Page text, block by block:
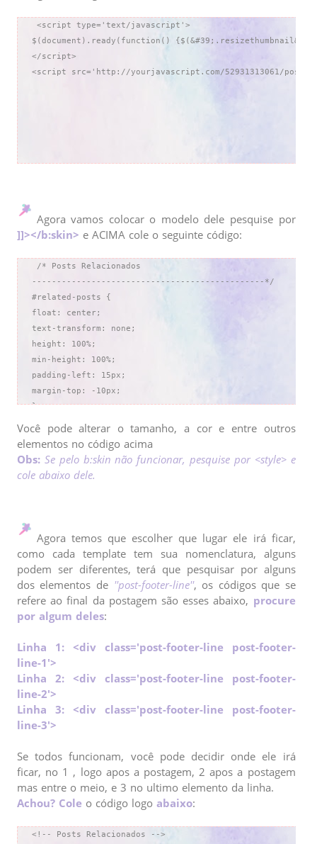
<script type='text/javascript'>
$(document).ready(function()
</script>
Agora vamos colocar o modelo dele pesquise por
]]></b:skin> e ACIMA cole o seguinte código:
/* Posts Relacionados
-----------------------------------------------*/
#related-posts {
float: center;
text-transform: none;
height: 100%;
min-height: 100%;
padding-left: 15px;
margin-top: -10px;
}
font-size: 20px;
font-weight: bold;
color: #c6c6c6;
#related-posts a {
#related-posts a:hover {
background: #E0F2F7;
#texto {
text-align: center;
color: #c6c6c6;
Você pode alterar o tamanho, a cor e entre outros
elementos no código acima
Obs: Se pelo b:skin não funcionar, pesquise por <style> e
cole abaixo dele.
Agora temos que escolher que lugar ele irá ficar,
como cada template tem sua nomenclatura, alguns
podem ser diferentes, terá que pesquisar por alguns
dos elementos de ''post-footer-line'', os códigos que se
refere ao final da postagem são esses abaixo, procure
por algum deles:
Linha 1: <div class='post-footer-line post-footer-
line-1'>
Linha 2: <div class='post-footer-line post-footer-
line-2'>
Linha 3: <div class='post-footer-line post-footer-
line-3'>
Se todos funcionam, você pode decidir onde ele irá
ficar, no 1 , logo apos a postagem, 2 apos a postagem
mas entre o meio, e 3 no ultimo elemento da linha.
Achou? Cole o código logo abaixo:
<!-- Posts Relacionados -->